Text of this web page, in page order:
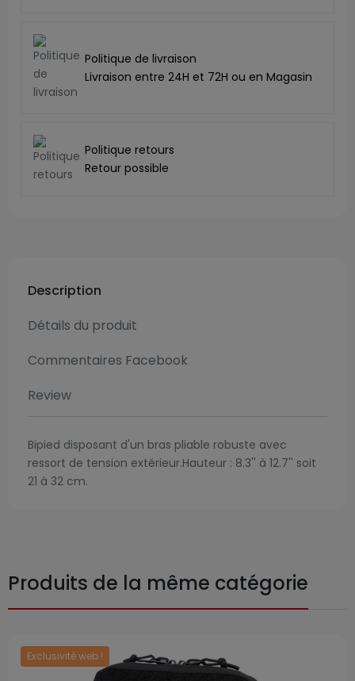
Politique de livraison
Livraison entre 24H et 72H ou en Magasin
Politique retours
Retour possible
Description
Détails du produit
Commentaires Facebook
Review
Bipied disposant d'un bras pliable robuste avec
ressort de tension extérieur.Hauteur : 8.3'' à 12.7'' soit
21 à 32 cm.
Produits de la même catégorie
Exclusivité web !